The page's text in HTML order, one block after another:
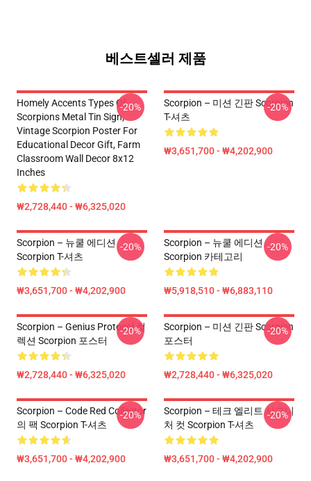
베스트셀러 제품
Homely Accents Types Of
Scorpions Metal Tin Sign,
Vintage Scorpion Poster For
Educational Decor Gift, Farm
Classroom Wall Decor 8x12
Inches
₩2,728,440 - ₩6,325,020
-20%
Scorpion – 미션 긴판 Scorpion
T-셔츠
₩3,651,700 - ₩4,202,900
-20%
Scorpion – 뉴쿨 에디션
Scorpion T-셔츠
₩3,651,700 - ₩4,202,900
-20%
Scorpion – 뉴쿨 에디션
Scorpion 카테고리
₩5,918,510 - ₩6,883,110
-20%
Scorpion – Genius Protocol 컬
렉션 Scorpion 포스터
₩2,728,440 - ₩6,325,020
-20%
Scorpion – 미션 긴판 Scorpion
포스터
₩2,728,440 - ₩6,325,020
-20%
Scorpion – Code Red Collector
의 팩 Scorpion T-셔츠
₩3,651,700 - ₩4,202,900
-20%
Scorpion – 테크 엘리트 시그니
처 컷 Scorpion T-셔츠
₩3,651,700 - ₩4,202,900
-20%